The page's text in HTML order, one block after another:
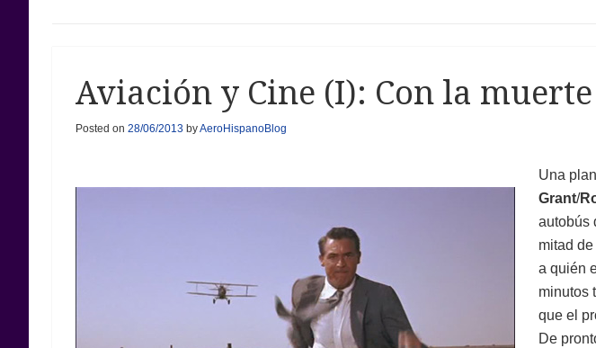
Aviación y Cine (I): Con la
Posted on 28/06/2013 byAeroHispanoBlog
Una
Grant/
autobús
mitad
a quién
minutos
que el
De